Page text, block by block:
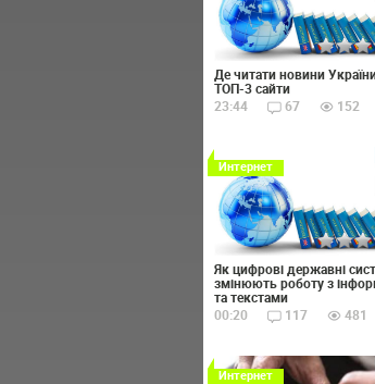
Де читати новини
ТОП-3 сайти
23:44
67 152
Интернет
Як цифрові державні
змінюють роботу з
та текстами
00:20
117 481
Интернет